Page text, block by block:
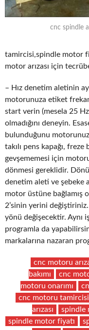
cnc spindle
tamircisi,spindle motor
motor arızası için
– Hız denetim aletinin
motorunuza etiket
start verin (mesela 25
olmadığını deneyin.
bulunduğunu
takılı pens kapağı, freze
gevşememesi için
dönmesi gereklidir.
denetim aleti ve şebeke
motor üstüne bağlamış
2’sinin yerini
yönü değişecektir. Aynı
programla da
markalarına nazaran
cnc motoru
bakımı
cnc
motoru onarımı
cnc motoru tamircisi
arızası
spindle
spindle motor fiyatı